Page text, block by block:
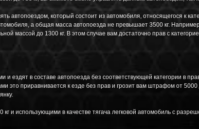
автопоездом, который состоит из автомобиля, относящегося к
а общая масса автопоезда не превышает 3500 кг.
массой до 1300 кг. В этом случае вам достаточно прав с
в составе автопоезда без соответствующей категории в
это приравнивается к езде без прав и грозит вам штрафом от
использующими в качестве тягача легковой автомобиль с